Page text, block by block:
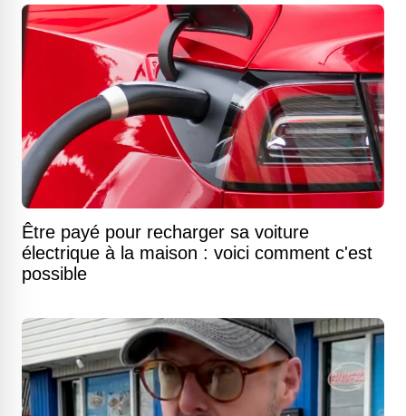
Être payé pour recharger sa voiture
électrique à la maison : voici comment c'est
possible